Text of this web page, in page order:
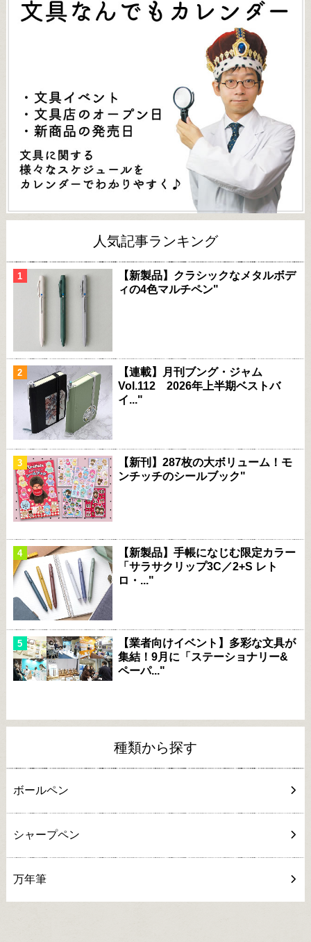
人気記事ランキング
【新製品】クラシックなメタルボデ
ィの4色マルチペン"
【連載】月刊ブング・ジャム
Vol.112 2026年上半期ベストバ
イ..."
【新刊】287枚の大ボリューム！モ
ンチッチのシールブック"
【新製品】手帳になじむ限定カラー
「サラサクリップ3C／2+S レト
ロ・..."
【業者向けイベント】多彩な文具が
集結！9月に「ステーショナリー&
ペーパ..."
種類から探す
ボールペン
シャープペン
万年筆